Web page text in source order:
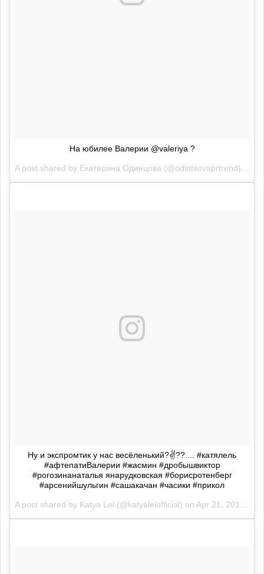
На юбилее Валерии @valeriya ?
A post shared by Екатерина Одинцова (@odintsovaprtrend) on
Ну и экспромтик у нас весёленький?✌??.... #катялель
#афтепатиВалерии #жасмин #дробышвиктор
#рогозинанаталья янарудковская #борисротенберг
#арсенийшульгин #сашакачан #часики #прикол
A post shared by Katya Lel (@katyalelofficial) on Apr 21, 2018 at 4:13pm PDT